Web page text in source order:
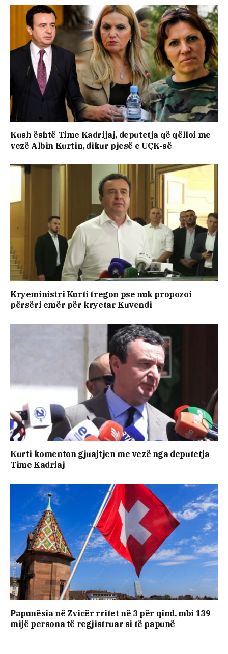
Kush është Time Kadrijaj, deputetja që qëlloi me
vezë Albin Kurtin, dikur pjesë e UÇK-së
Kryeministri Kurti tregon pse nuk propozoi
përsëri emër për kryetar Kuvendi
Kurti komenton gjuajtjen me vezë nga deputetja
Time Kadriaj
Papunësia në Zvicër rritet në 3 për qind, mbi 139
mijë persona të regjistruar si të papunë